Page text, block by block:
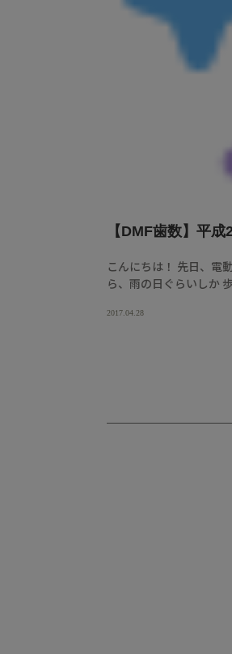
【DMF歯数】平
こんにちは！ 先日、電
ら、雨の日ぐらいしか
2017.04.28